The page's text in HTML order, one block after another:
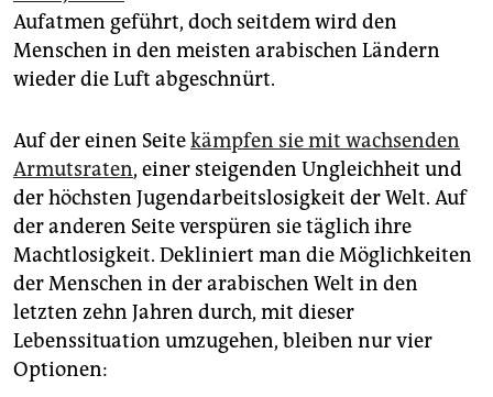
epaper login
Aufatmen geführt, doch seitdem wird den
Menschen in den meisten arabischen Ländern
wieder die Luft abgeschnürt.
Auf der einen Seitekämpfen sie mit wachsenden
Armutsraten, einer steigenden Ungleichheit und
der höchsten Jugendarbeitslosigkeit der Welt. Auf
der anderen Seite verspüren sie täglich ihre
Machtlosigkeit. Dekliniert man die Möglichkeiten
der Menschen in der arabischen Welt in den
letzten zehn Jahren durch, mit dieser
Lebenssituation umzugehen, bleiben nur vier
Optionen: